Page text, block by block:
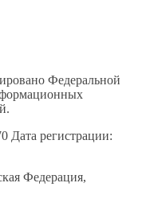
Федеральной
Дата регистрации:
Федерация,